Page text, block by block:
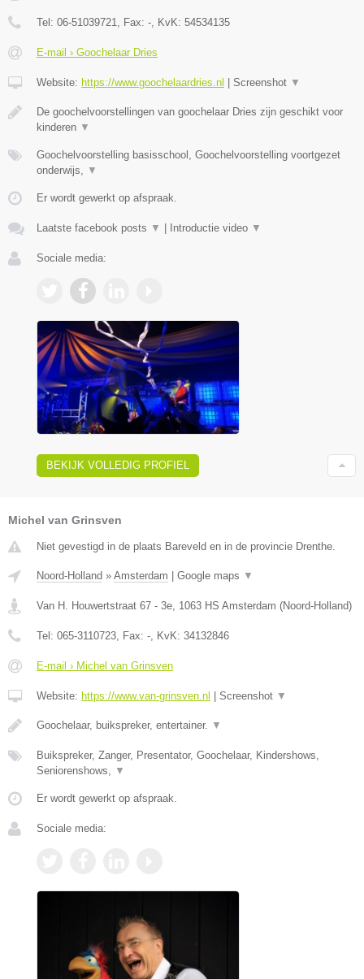
Tel: 06-51039721, Fax: -, KvK: 54534135
E-mail › Goochelaar Dries
Website: https://www.goochelaardries.nl Screenshot ▼
De goochelvoorstellingen van goochelaar Dries zijn geschikt voor
kinderen ▼
Goochelvoorstelling basisschool, Goochelvoorstelling voortgezet
onderwijs, ▼
Er wordt gewerkt op afspraak.
Laatste facebook posts ▼ Introductie video ▼
Sociale media:
BEKIJK VOLLEDIG PROFIEL
Michel van Grinsven
Niet gevestigd in de plaats Bareveld en in de provincie Drenthe.
Noord-Holland » Amsterdam Google maps ▼
Van H. Houwertstraat 67 - 3e, 1063 HS Amsterdam (Noord-Holland)
Tel: 065-3110723, Fax: -, KvK: 34132846
E-mail › Michel van Grinsven
Website: https://www.van-grinsven.nl Screenshot ▼
Goochelaar, buikspreker, entertainer. ▼
Buikspreker, Zanger, Presentator, Goochelaar, Kindershows,
Seniorenshows, ▼
Er wordt gewerkt op afspraak.
Sociale media: